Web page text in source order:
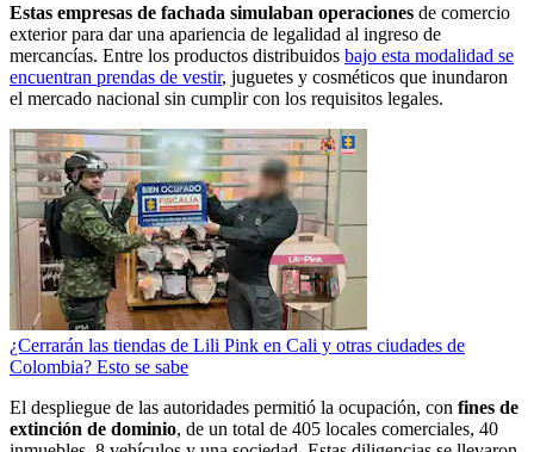
Estas empresas de fachada simulaban operaciones de comercio
exterior para dar una apariencia de legalidad al ingreso de
mercancías. Entre los productos distribuidos bajo esta modalidad se
encuentran prendas de vestir, juguetes y cosméticos que inundaron
el mercado nacional sin cumplir con los requisitos legales.
¿Cerrarán las tiendas de Lili Pink en Cali y otras ciudades de
Colombia? Esto se sabe
El despliegue de las autoridades permitió la ocupación, con fines de
extinción de dominio, de un total de 405 locales comerciales, 40